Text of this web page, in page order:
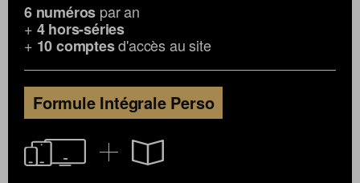
6 numéros par an
+ 4 hors-séries
+ 10 comptesd'accès au site
Formule Intégrale Perso